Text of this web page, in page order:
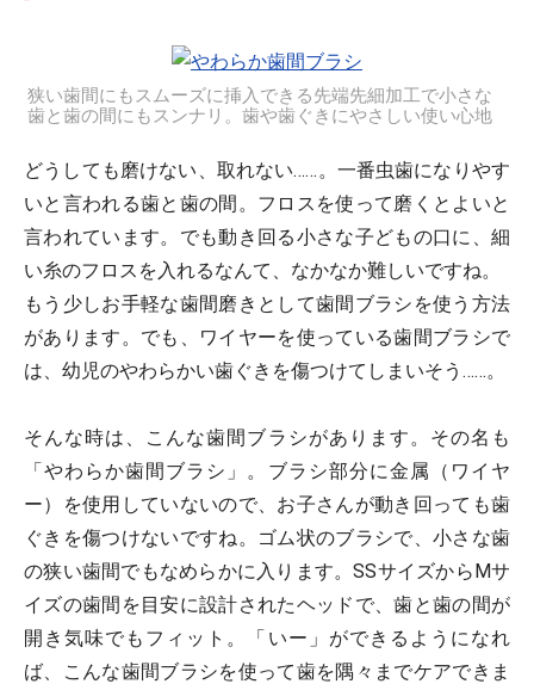
狭い歯間にもスムーズに挿入できる先端先細加工で小さな
歯と歯の間にもスンナリ。歯や歯ぐきにやさしい使い心地
どうしても磨けない、取れない……。一番虫歯になりやす
いと言われる歯と歯の間。フロスを使って磨くとよいと
言われています。でも動き回る小さな子どもの口に、細
い糸のフロスを入れるなんて、なかなか難しいですね。
もう少しお手軽な歯間磨きとして歯間ブラシを使う方法
があります。でも、ワイヤーを使っている歯間ブラシで
は、幼児のやわらかい歯ぐきを傷つけてしまいそう……。
そんな時は、こんな歯間ブラシがあります。その名も
「やわらか歯間ブラシ」。ブラシ部分に金属（ワイヤ
ー）を使用していないので、お子さんが動き回っても歯
ぐきを傷つけないですね。ゴム状のブラシで、小さな歯
の狭い歯間でもなめらかに入ります。SSサイズからMサ
イズの歯間を目安に設計されたヘッドで、歯と歯の間が
開き気味でもフィット。「いー」ができるようになれ
ば、こんな歯間ブラシを使って歯を隅々までケアできま